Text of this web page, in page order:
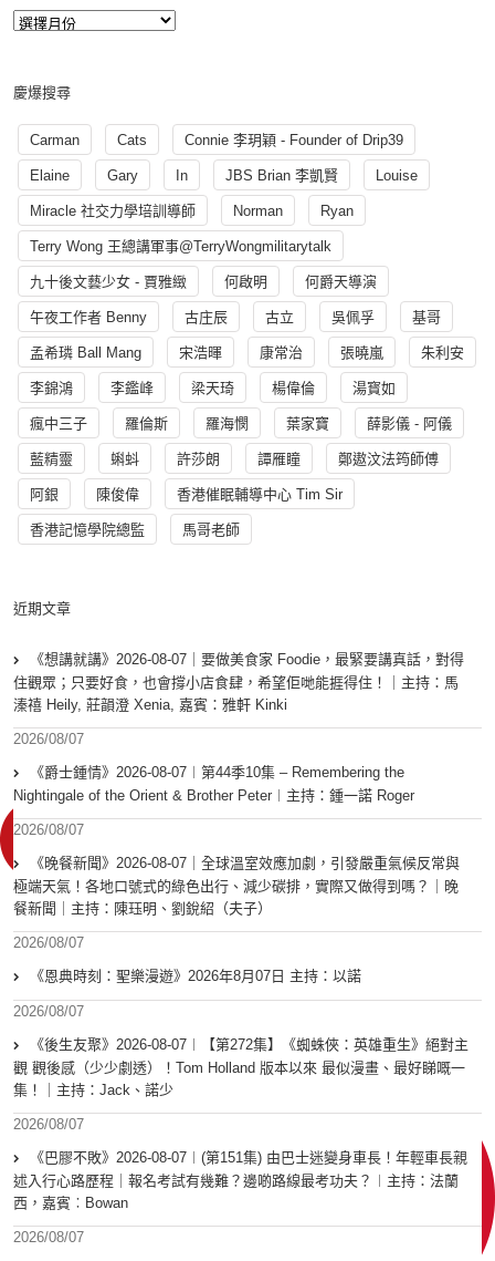
慶爆搜尋
Carman Cats Connie 李玥穎 - Founder of Drip39
Elaine Gary In JBS Brian 李凱賢 Louise
Miracle 社交力學培訓導師 Norman Ryan
Terry Wong 王總講軍事@TerryWongmilitarytalk
九十後文藝少女 - 賈雅緻 何啟明 何爵天導演
午夜工作者 Benny 古庄辰 古立 吳佩孚 基哥
孟希璘 Ball Mang 宋浩暉 康常治 張曉嵐 朱利安
李錦鴻 李鑑峰 梁天琦 楊偉倫 湯寳如
瘋中三子 羅倫斯 羅海憫 葉家寶 薛影儀 - 阿儀
藍精靈 蝌蚪 許莎朗 譚雁瞳 鄭遨汶法筠師傅
阿銀 陳俊偉 香港催眠輔導中心 Tim Sir
香港記憶學院總監 馬哥老師
近期文章
《想講就講》2026-08-07｜要做美食家 Foodie，最緊要講真話，對得
住觀眾；只要好食，也會撐小店食肆，希望佢哋能捱得住！｜主持：馬
溱禧 Heily, 莊韻澄 Xenia, 嘉賓：雅軒 Kinki
2026/08/07
《爵士鍾情》2026-08-07︱第44季10集 – Remembering the
Nightingale of the Orient & Brother Peter︱主持：鍾一諾 Roger
2026/08/07
《晚餐新聞》2026-08-07｜全球溫室效應加劇，引發嚴重氣候反常與
極端天氣！各地口號式的綠色出行、減少碳排，實際又做得到嗎？｜晚
餐新聞｜主持：陳珏明、劉銳紹（夫子）
2026/08/07
《恩典時刻：聖樂漫遊》2026年8月07日 主持：以諾
2026/08/07
《後生友聚》2026-08-07︱【第272集】《蜘蛛俠：英雄重生》絕對主
觀 觀後感（少少劇透）！Tom Holland 版本以來 最似漫畫、最好睇嘅一
集！｜主持：Jack、諾少
2026/08/07
《巴膠不敗》2026-08-07︱(第151集) 由巴士迷變身車長！年輕車長親
述入行心路歷程｜報名考試有幾難？邊啲路線最考功夫？︱主持：法蘭
西，嘉賓︰Bowan
2026/08/07